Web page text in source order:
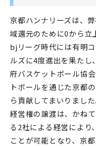
京都ハンナリーズは、
域還元のために0から立
bjリーグ時代には有明
ルズに4度進出を果た
府バスケットボール協
トボールを通じた京都
ら貢献してまいりました
経営権の譲渡は、かね
る2社による経営により
ことが可能となり、京